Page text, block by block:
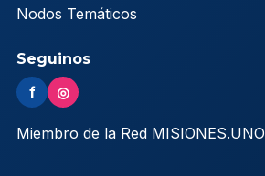
Nodos Temáticos
Seguinos
f ◎
Miembro de la Red MISIONES.UNO